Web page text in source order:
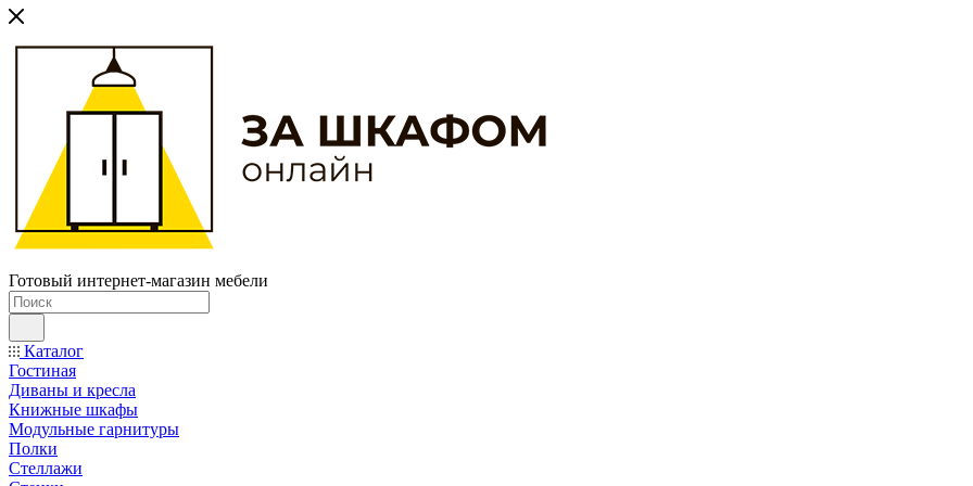
Готовый интернет-магазин мебели
Каталог
Гостиная
Диваны и кресла
Книжные шкафы
Модульные гарнитуры
Полки
Стеллажи